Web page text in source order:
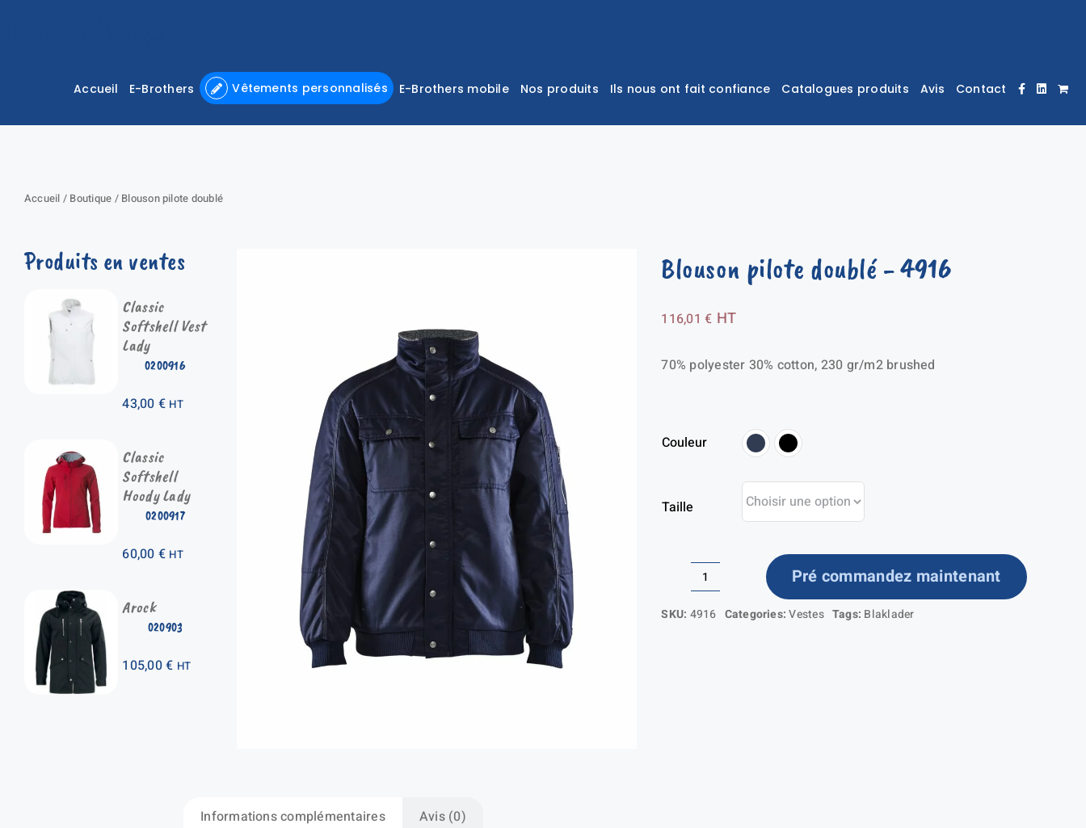
Accueil E-Brothers Vêtements personnalisés E-Brothers mobile Nos produits Ils nous ont fait confiance Catalogues produits Avis Contact
Accueil / Boutique / Blouson pilote doublé
Produits en ventes
0200916
Classic
Softshell Vest
Lady
43,00 € HT
0200917
Classic
Softshell
Hoody Lady
60,00 € HT
020903
Arock
105,00€ HT
Blouson pilote doublé- 4916
116,01€ HT
70% polyester 30% cotton, 230 gr/m2 brushed
Couleur
Taille
quantité
de
Pré commandez maintenant
SKU: 4916 Categories:Vestes Tags: Blaklader
Informations complémentaires Avis (0)